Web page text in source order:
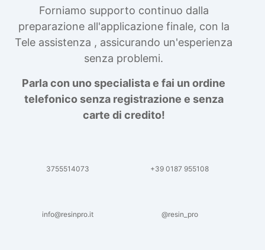
Forniamo supporto continuo dalla
preparazione all'applicazione finale, con la
Tele assistenza , assicurando un'esperienza
senza problemi.
Parla con uno specialista e fai un ordine
telefonico senza registrazione e senza
carte di credito!
3755514073 +39 0187 955108
info@resinpro.it @resin_pro